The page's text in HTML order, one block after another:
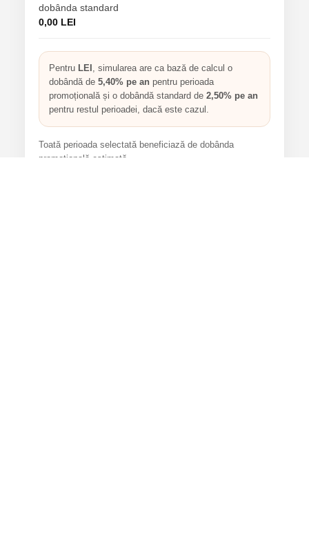
dobânda standard
0,00 LEI
Pentru LEI , simularea are ca bază de calcul o
dobândă de 5,40% pe an pentru perioada
promoțională și o dobândă standard de 2,50% pe an
pentru restul perioadei, dacă este cazul.
Toată perioada selectată beneficiază de dobânda
promoțională estimată.